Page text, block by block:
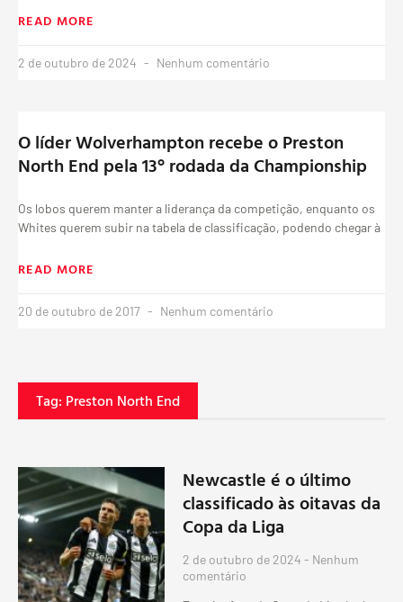
READ MORE
2 de outubro de 2024 Nenhum comentário
O líder Wolverhampton recebe o Preston
North End pela 13° rodada da Championship
Os lobos querem manter a liderança da competição, enquanto os
Whites querem subir na tabela de classificação, podendo chegar à
READ MORE
20 de outubro de 2017 Nenhum comentário
Tag: Preston North End
Newcastle é o último
classificado às oitavas da
Copa da Liga
2 de outubro de 2024 Nenhum
comentário